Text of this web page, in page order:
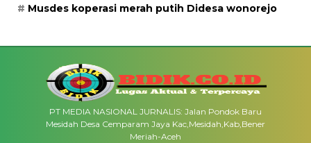
Musdes koperasi merah putih Didesa wonorejo
PT MEDIA NASIONAL JURNALIS: Jalan Pondok Baru
Mesidah Desa Cemparam Jaya Kac,Mesidah,Kab,Bener
Meriah-Aceh